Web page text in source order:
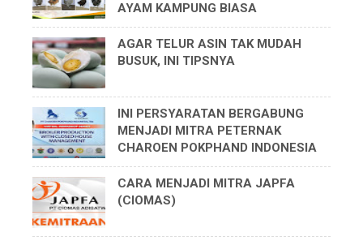
AYAM KAMPUNG BIASA
AGAR TELUR ASIN TAK MUDAH
BUSUK, INI TIPSNYA
INI PERSYARATAN BERGABUNG
MENJADI MITRA PETERNAK
CHAROEN POKPHAND INDONESIA
CARA MENJADI MITRA JAPFA
(CIOMAS)